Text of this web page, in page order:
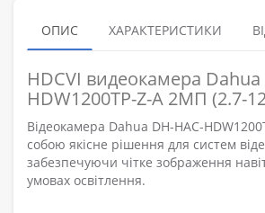
ОПИС ХАРАКТЕРИСТИКИ
HDCVI видеокамера Dahua
HDW1200TP-Z-A 2МП (2.7-
Відеокамера Dahua DH-HAC-
собою якісне рішення для систем
забезпечуючи чітке зображення
умовах освітлення.